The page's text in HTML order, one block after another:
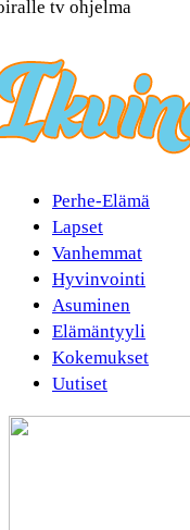
tv ohjelma
Perhe-Elämä
Lapset
Vanhemmat
Hyvinvointi
Asuminen
Elämäntyyli
Kokemukset
Uutiset